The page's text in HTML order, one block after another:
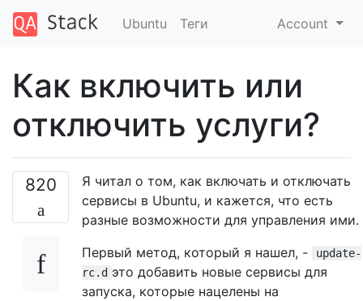
Ubuntu Теги Account
Как включить или
отключить услуги?
820
Я читал о том, как включать и отключать
сервисы в Ubuntu, и кажется, что есть
разные возможности для управления ими.
Первый метод, который я нашел, -
update-
rc.d это добавить новые сервисы для
запуска, которые нацелены на